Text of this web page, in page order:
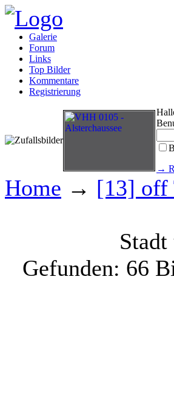
Galerie
Forum
Links
Top Bilder
Kommentare
Registrierung
→
Home → [13] off
Gefunden: 66